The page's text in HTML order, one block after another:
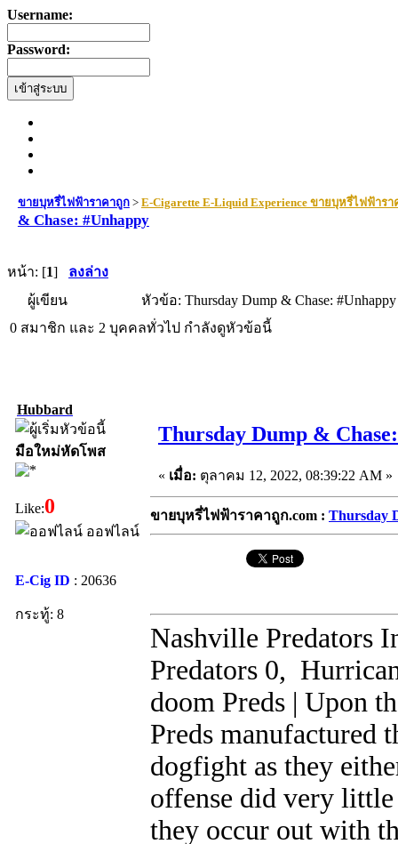
Username:
Password:
ขายบุหรี่ไฟฟ้าราคาถูก> E-Cigarette E-Liquid Experience ขายบุหรี่ไฟฟ้ารา
& Chase: #Unhappy
หน้า: [1] ลงล่าง
ผู้เขียน
หัวข้อ: Thursday Dump & Chase:
0 สมาชิก และ 2 บุคคลทั่วไป กำลังดูหัวข้อนี้
Hubbard
มือใหม่หัดโพส
Like:0
ออฟไลน์
E-Cig ID : 20636
กระทู้: 8
Thursday Dump &
« เมื่อ: ตุลาคม 12, 2022, 08:39:22 AM »
ขายบุหรี่ไฟฟ้าราคาถูก.com : Thursday
Nashville Predators
Predators 0,
doom Preds | Upon
Preds manufactured
dogfight as they
offense did very
they occur out with